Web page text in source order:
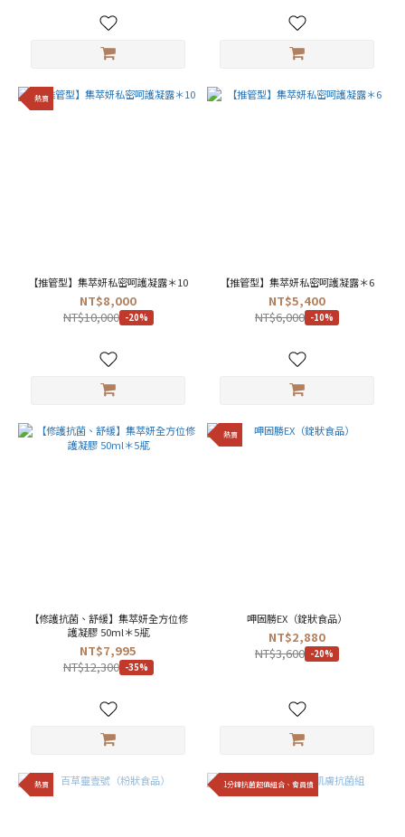
熱賣
【推管型】集萃妍私密呵護凝露＊10
NT$8,000
NT$10,000 -20%
【推管型】集萃妍私密呵護凝露＊6
NT$5,400
NT$6,000 -10%
【修護抗菌、舒緩】集萃妍全方位修
護凝膠 50ml＊5瓶
NT$7,995
NT$12,300 -35%
熱賣
呷固勝EX（錠狀食品）
NT$2,880
NT$3,600 -20%
熱賣 1分鐘抗菌超值組合、會員價